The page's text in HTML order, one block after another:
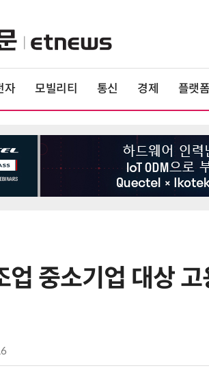
자 모빌리티 통신 경제 플랫
업 중소기업 대상